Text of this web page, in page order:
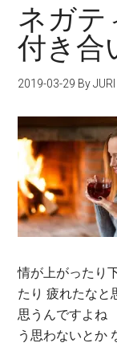
ネガテ
付き合
2019-03-29 By JURI
情が上がったり
たり 疲れたなと
思うんですよね
う思わないとか